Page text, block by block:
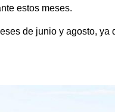
estos meses.
de junio y agosto, ya